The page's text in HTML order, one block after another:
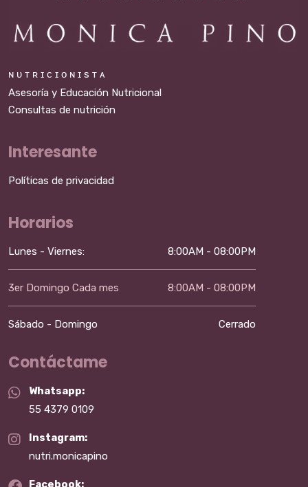
ɴ ᴜ ᴛ ʀ ɪ ᴄ ɪ ᴏ ɴ ɪ s ᴛ ᴀ
Asesoría y Educación Nutricional
Consultas de nutrición
Interesante
Políticas de privacidad
Horarios
Lunes - Viernes: 8:00AM - 08:00PM
3er Domingo Cada mes 8:00AM - 08:00PM
Sábado - Domingo Cerrado
Contáctame
Whatsapp:
55 4379 0109
Instagram:
nutri.monicapino
Facebook: